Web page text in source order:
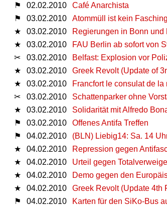
⚑
02.02.2010
Café Anarchista
⚑
03.02.2010
Atommüll ist kein
★
03.02.2010
Regierungen in Bonn
★
03.02.2010
FAU Berlin ab sofort von
✂
03.02.2010
Belfast: Explosion vor
★
03.02.2010
Greek Revolt (Update of
★
03.02.2010
Francfort le consulat de
✂
03.02.2010
Schattenparker ohne
★
03.02.2010
Solidarität mit Alfredo
⚑
03.02.2010
Offenes Antifa Treffen
⚑
04.02.2010
(BLN) Liebig14: Sa. 14
★
04.02.2010
Repression gegen
★
04.02.2010
Urteil gegen
★
04.02.2010
Demo gegen den
★
04.02.2010
Greek Revolt (Update 4th
⚑
04.02.2010
Karten für den SiKo-Bus